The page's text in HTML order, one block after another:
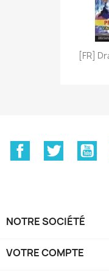
[FR]
FacebookTwitter
NOTRE SOCIÉTÉ
VOTRE COMPTE